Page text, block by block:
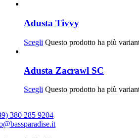
Adusta Tivvy
Scegli Questo prodotto ha più
Adusta Zacrawl SC
Scegli Questo prodotto ha più
380 285 9204